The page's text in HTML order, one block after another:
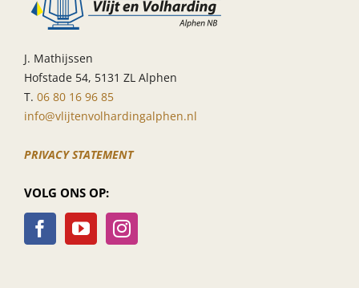
J. Mathijssen
Hofstade 54, 5131 ZL Alphen
T. 06 80 16 96 85
info@vlijtenvolhardingalphen.nl
PRIVACY STATEMENT
VOLG ONS OP: